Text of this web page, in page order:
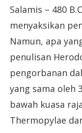
Salamis – 480
menyaksikan
Namun, apa
penulisan
pengorbanan
yang sama oleh
bawah kuasa
Thermopylae